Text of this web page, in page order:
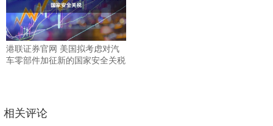
港联证券官网 美国拟考虑对汽
车零部件加征新的国家安全关税
相关评论